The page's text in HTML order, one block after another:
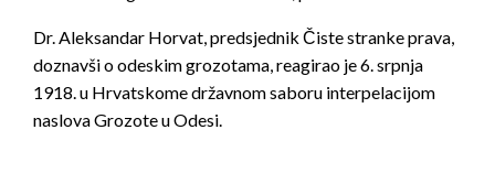
Dr. Aleksandar Horvat, predsjednik Čiste stranke prava,
doznavši o odeskim grozotama, reagirao je 6. srpnja
1918. u Hrvatskome državnom saboru interpelacijom
naslova Grozote u Odesi.